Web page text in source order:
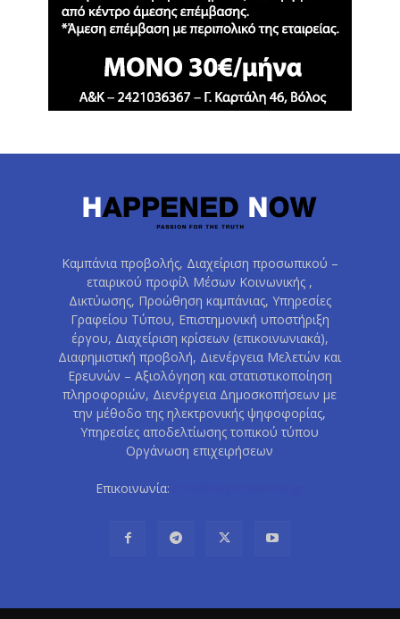
Καμπάνια προβολής, Διαχείριση προσωπικού –
εταιρικού προφίλ Μέσων Κοινωνικής ,
Δικτύωσης, Προώθηση καμπάνιας, Υπηρεσίες
Γραφείου Τύπου, Επιστημονική υποστήριξη
έργου, Διαχείριση κρίσεων (επικοινωνιακά),
Διαφημιστική προβολή, Διενέργεια Μελετών και
Ερευνών – Αξιολόγηση και στατιστικοποίηση
πληροφοριών, Διενέργεια Δημοσκοπήσεων με
την μέθοδο της ηλεκτρονικής ψηφοφορίας,
Υπηρεσίες αποδελτίωσης τοπικού τύπου
Οργάνωση επιχειρήσεων
Επικοινωνία: